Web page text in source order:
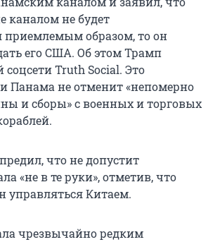
каналом не будет
приемлемым образом, то он
его США. Об этом Трамп
соцсети Truth Social. Это
Панама не отменит «непомерно
и сборы» с военных и торговых
что не допустит
«не в те руки», отметив, что
управляться Китаем.
чрезвычайно редким